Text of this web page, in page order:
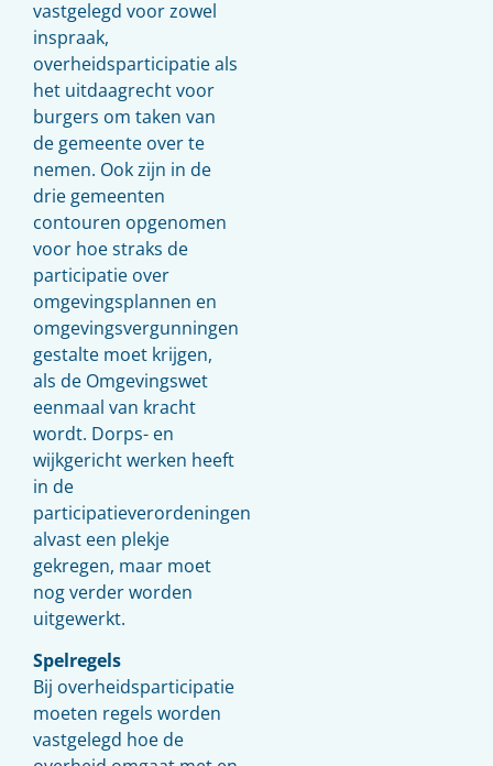
vastgelegd voor zowel
inspraak,
overheidsparticipatie als
het uitdaagrecht voor
burgers om taken van
de gemeente over te
nemen. Ook zijn in de
drie gemeenten
contouren opgenomen
voor hoe straks de
participatie over
omgevingsplannen en
omgevingsvergunningen
gestalte moet krijgen,
als de Omgevingswet
eenmaal van kracht
wordt. Dorps- en
wijkgericht werken heeft
in de
participatieverordeningen
alvast een plekje
gekregen, maar moet
nog verder worden
uitgewerkt.
Spelregels
Bij overheidsparticipatie
moeten regels worden
vastgelegd hoe de